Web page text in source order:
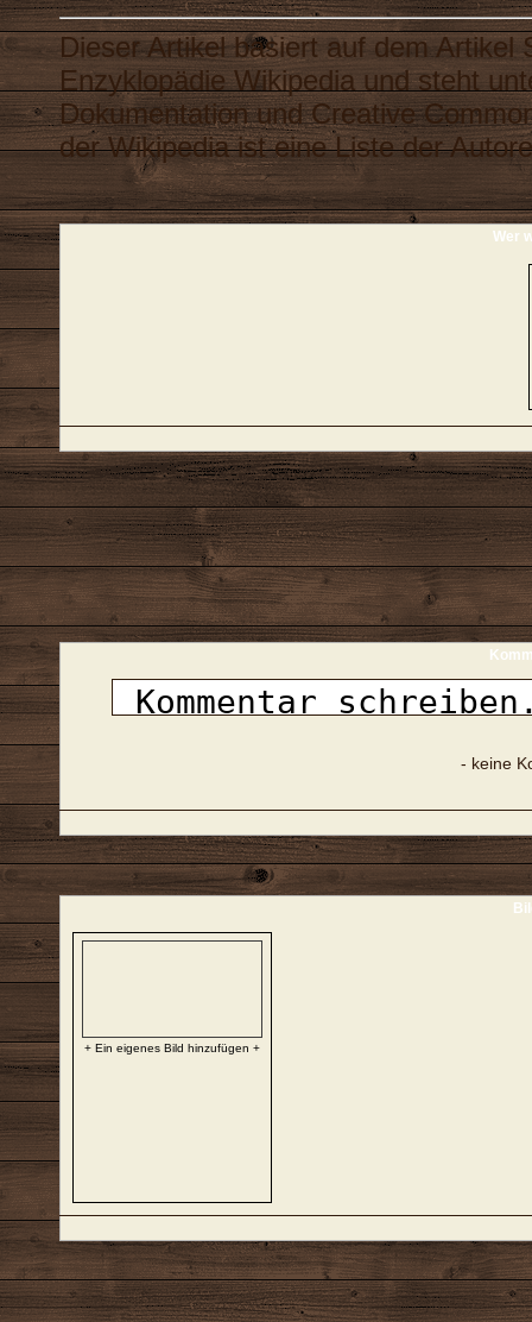
Dieser Artikel basiert auf dem Artikel
EnzyklopädieWikipedia und steht
DokumentationundCreative
der Wikipedia ist eineListe der
Wer
- keine
+ Ein eigenes Bild hinzufügen +